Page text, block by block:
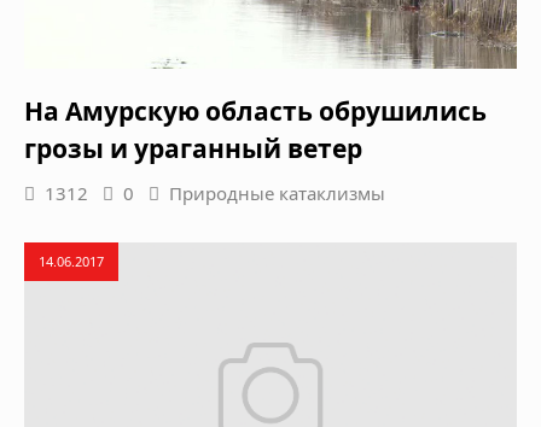
На Амурскую область обрушились
грозы и ураганный ветер
1312 0 Природные катаклизмы
14.06.2017